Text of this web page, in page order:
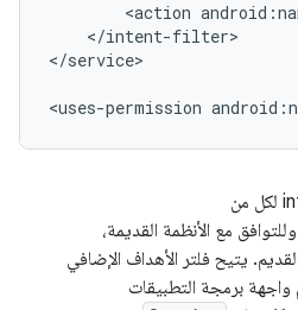
<action
</intent-filter>
</service>
<uses-permission
مع الأنظمة القديمة،
القديم. يتيح فلتر الأهداف الإضافي
واجهة برمجة التطبيقات